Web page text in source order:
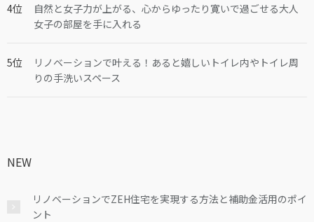
自然と女子力が上がる、心からゆったり寛いで過ごせる大人
女子の部屋を手に入れる
リノベーションで叶える！あると嬉しいトイレ内やトイレ周
りの手洗いスペース
NEW
リノベーションでZEH住宅を実現する方法と補助金活用のポイ
ント